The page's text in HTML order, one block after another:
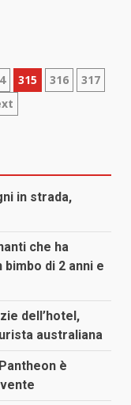
315 316
317
in strada,
che ha
di 2 anni e
dell’hotel,
australiana
è